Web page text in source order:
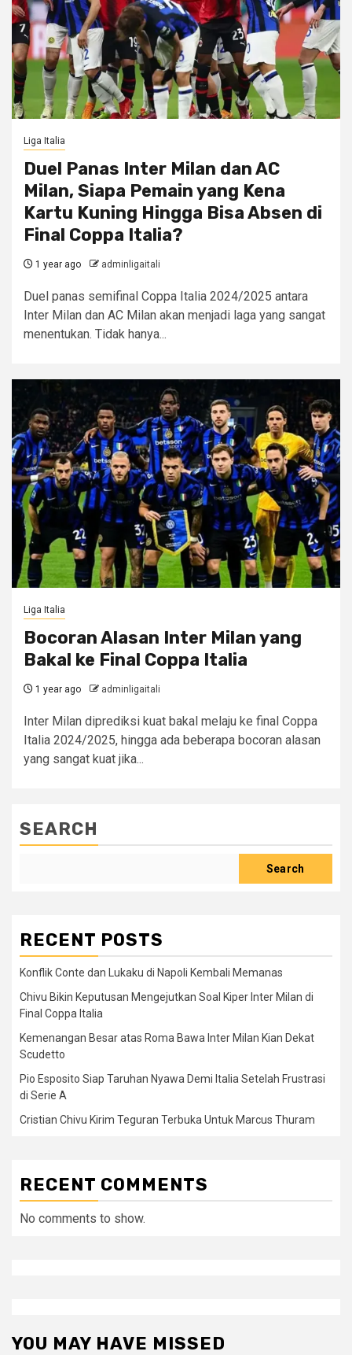
Liga Italia
Duel Panas Inter Milan dan AC
Milan, Siapa Pemain yang Kena
Kartu Kuning Hingga Bisa Absen di
Final Coppa Italia?
1 year ago adminligaitali
Duel panas semifinal Coppa Italia 2024/2025 antara
Inter Milan dan AC Milan akan menjadi laga yang sangat
menentukan. Tidak hanya...
Liga Italia
Bocoran Alasan Inter Milan yang
Bakal ke Final Coppa Italia
1 year ago adminligaitali
Inter Milan diprediksi kuat bakal melaju ke final Coppa
Italia 2024/2025, hingga ada beberapa bocoran alasan
yang sangat kuat jika...
SEARCH
Search
RECENT POSTS
Konflik Conte dan Lukaku di Napoli Kembali Memanas
Chivu Bikin Keputusan Mengejutkan Soal Kiper Inter Milan di
Final Coppa Italia
Kemenangan Besar atas Roma Bawa Inter Milan Kian Dekat
Scudetto
Pio Esposito Siap Taruhan Nyawa Demi Italia Setelah Frustrasi
di Serie A
Cristian Chivu Kirim Teguran Terbuka Untuk Marcus Thuram
RECENT COMMENTS
No comments to show.
YOU MAY HAVE MISSED